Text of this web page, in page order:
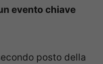
evento chiave
posto della